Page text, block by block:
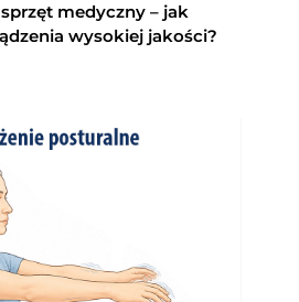
medyczny – jak
wysokiej jakości?